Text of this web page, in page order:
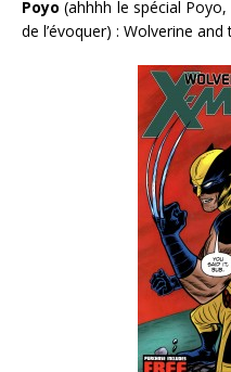
Poyo (ahhhh le spécial
de l’évoquer) : Wolverine